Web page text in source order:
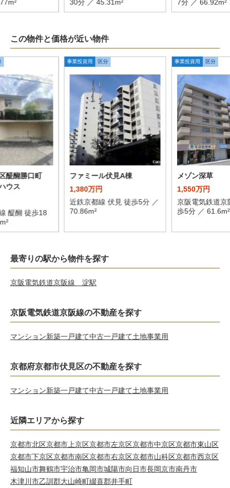
30分 ／ 45.31m² 7分 ／ 66.92m²
この物件と価格が近い物件
醍醐勝口町
ウス
醍醐 徒歩18
事業投資用 区分
ファミール伏見A棟
1,380万円
近鉄京都線 伏見 徒歩5分 ／
70.86m²
事業投資用 区分
メゾン深草
1,550万円
京阪電気鉄道京
歩5分 ／ 61.6m²
最寄りの駅から物件を探す
京阪電気鉄道京阪線 淀駅
京阪電気鉄道京阪線の不動産を探す
マンション新築一戸建て中古一戸建て土地事業用
京都府京都市伏見区の不動産を探す
マンション新築一戸建て中古一戸建て土地事業用
近隣エリアから探す
京都市北区京都市上京区京都市左京区京都市中京区京都市東山区
京都市下京区京都市南区京都市右京区京都市山科区京都市西京区
福知山市舞鶴市宇治市亀岡市城陽市向日市長岡京市南丹市
木津川市乙訓郡大山崎町綴喜郡井手町